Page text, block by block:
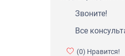
Звоните!
Все
(0) Нравится!